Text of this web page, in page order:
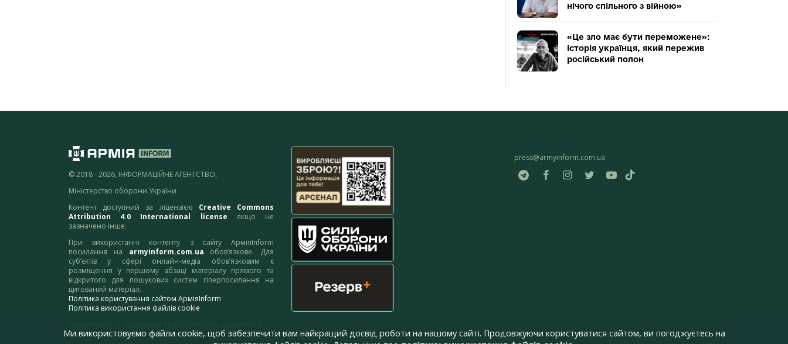
нічого спільного з війною»
«Це зло має бути переможене»:
історія українця, який пережив
російський полон
© 2018 - 2026, ІНФОРМАЦІЙНЕ АГЕНТСТВО,
Міністерство оборони України
Контент доступний за ліцензією Creative Commons
Attribution 4.0 International license якщо не
зазначено інше.
При використанні контенту з сайту АрміяInform
посилання на armyinform.com.ua обов’язкове. Для
суб’єктів у сфері онлайн-медіа обов’язковим є
розміщення у першому абзаці матеріалу прямого та
відкритого для пошукових систем гіперпосилання на
цитований матеріал.
Політика користування сайтом АрміяInform
Політика використання файлів cookie
адресу:webmaster@armyinform.com.ua
press@armyinform.com.ua
Ми використовуємо файли cookie, щоб забезпечити вам найкращий досвід роботи на нашому сайті. Продовжуючи користуватися сайтом, ви погоджуєтесь на